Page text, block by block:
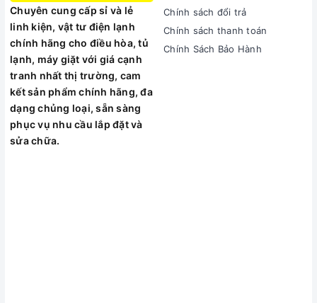
Chuyên cung cấp sỉ và lẻ
linh kiện, vật tư điện lạnh
chính hãng cho điều hòa, tủ
lạnh, máy giặt với giá cạnh
tranh nhất thị trường, cam
kết sản phẩm chính hãng, đa
dạng chủng loại, sẵn sàng
phục vụ nhu cầu lắp đặt và
sửa chữa.
Chính sách đổi trả
Chính sách thanh toán
Chính Sách Bảo Hành